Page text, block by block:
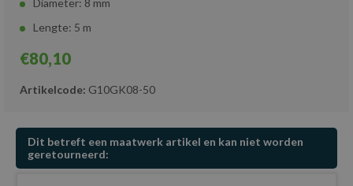
Diameter: 8 mm
Lengte: 5 m
€80,10
Artikelcode: G10GK08-50
Dit betreft een maatwerk artikel en kan niet worden
geretourneerd: